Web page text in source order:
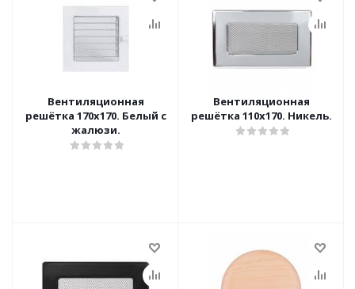
Вентиляционная
решётка 170х170. Белый с
жалюзи.
Вентиляционная
решётка 110х170. Никель.